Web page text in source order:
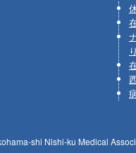
り
shi Nishi-ku Medical